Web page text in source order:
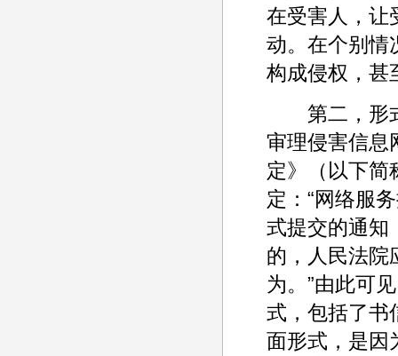
在受害人，让
动。在个别情
构成侵权，甚
第二，形式
审理侵害信息
定》（以下简
定：“网络服
式提交的通知
的，人民法院
为。”由此可
式，包括了书
面形式，是因